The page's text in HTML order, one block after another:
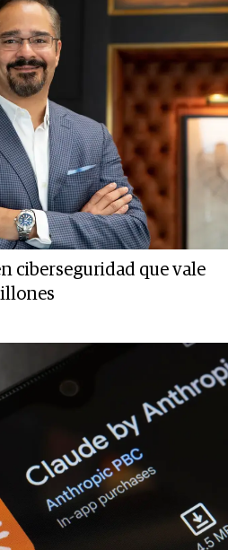
ciberseguridad que vale